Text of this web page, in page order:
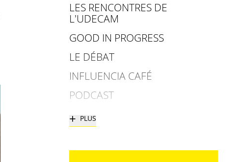
LES RENCONTRES DE
L'UDECAM
GOOD IN PROGRESS
LE DÉBAT
INFLUENCIA CAFÉ
PODCAST
+ PLUS